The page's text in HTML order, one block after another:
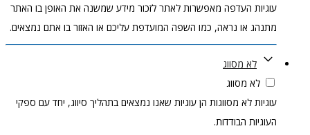
עוגיות העדפה מאפשרות לאתר לזכור מידע שמשנה את האופן בו האתר
מתנהג או נראה, כמו השפה המועדפת עליכם או האזור בו אתם נמצאים.
לא מסווג
לא מסווג
עוגיות לא מסווגות הן עוגיות שאנו נמצאים בתהליך סיווג, יחד עם ספקי
העוגיות הבודדות.